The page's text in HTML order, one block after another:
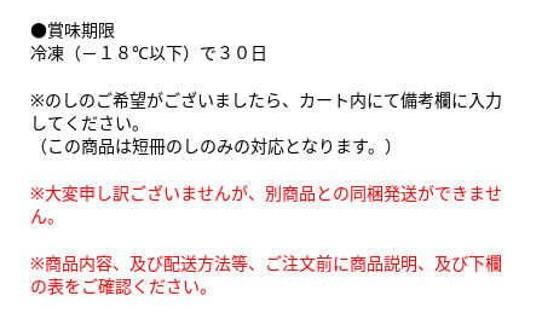
●賞味期限
冷凍（－１８℃以下）で３０日
※のしのご希望がございましたら、カート内にて備考欄に入力
してください。
（この商品は短冊のしのみの対応となります。）
※大変申し訳ございませんが、別商品との同梱発送ができませ
ん。
※商品内容、及び配送方法等、ご注文前に商品説明、及び下欄
の表をご確認ください。